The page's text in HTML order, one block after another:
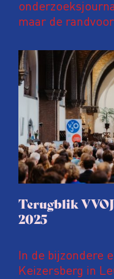
maar de
kwetsbaar.
Conferentie
ongemakkelijke
en urgente blik
Terugblik
2025
In de bijzondere
Keizersberg in